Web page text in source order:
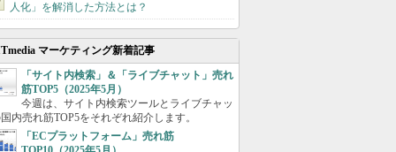
人化」を解消した方法とは？
マーケティング新着記事
「サイト内検索」＆「ライブチャット」売れ
筋TOP5（2025年5月）
今週は、サイト内検索ツールとライブチャッ
内売れ筋TOP5をそれぞれ紹介します。
「ECプラットフォーム」売れ筋